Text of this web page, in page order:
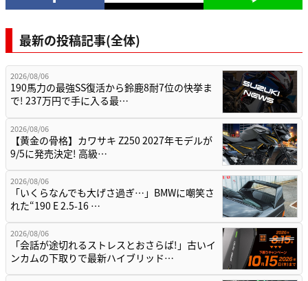
最新の投稿記事(全体)
2026/08/06
190馬力の最強SS復活から鈴鹿8耐7位の快挙ま
で! 237万円で手に入る最…
2026/08/06
【黄金の骨格】カワサキ Z250 2027年モデルが
9/5に発売決定! 高級…
2026/08/06
「いくらなんでも大げさ過ぎ…」BMWに嘲笑さ
れた“190 E 2.5-16 …
2026/08/06
「会話が途切れるストレスとおさらば!」古いイ
ンカムの下取りで最新ハイブリッド…